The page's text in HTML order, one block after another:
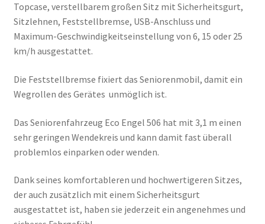
Topcase, verstellbarem großen Sitz mit Sicherheitsgurt,
Sitzlehnen, Feststellbremse, USB-Anschluss und
Maximum-Geschwindigkeitseinstellung von 6, 15 oder 25
km/h ausgestattet.
Die Feststellbremse fixiert das Seniorenmobil, damit ein
Wegrollen des Gerätes unmöglich ist.
Das Seniorenfahrzeug Eco Engel 506 hat mit 3,1 m einen
sehr geringen Wendekreis und kann damit fast überall
problemlos einparken oder wenden.
Dank seines komfortableren und hochwertigeren Sitzes,
der auch zusätzlich mit einem Sicherheitsgurt
ausgestattet ist, haben sie jederzeit ein angenehmes und